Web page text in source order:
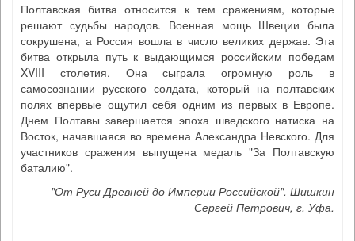
Полтавская битва относится к тем сражениям, которые
решают судьбы народов. Военная мощь Швеции была
сокрушена, а Россия вошла в число великих держав. Эта
битва открыла путь к выдающимся российским победам
XVIII столетия. Она сыграла огромную роль в
самосознании русского солдата, который на полтавских
полях впервые ощутил себя одним из первых в Европе.
Днем Полтавы завершается эпоха шведского натиска на
Восток, начавшаяся во времена Александра Невского. Для
участников сражения выпущена медаль "За Полтавскую
баталию".
"От Руси Древней до Империи Российской". Шишкин
Сергей Петрович, г. Уфа.